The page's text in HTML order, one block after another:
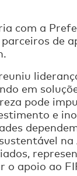
com a
de
em
pode
e
o apoio ao